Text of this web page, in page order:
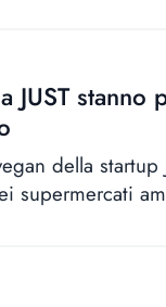
JUST stanno
della startup
supermercati